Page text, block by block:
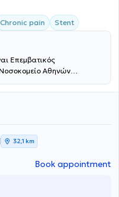
Chronic pain Stent
Επεμβατικός
Νοσοκομείο Αθηνών
(ΕΚΠΑ), κάτοχος
Αθηνών και στο Theparis
Βασίλειο, όπου κατά
στην Επεμβατική
NHS Foundation Trust of
Ακτινολογία από το Γενικό
Ειδικεύθηκε σε όλο το
Επεμβατική Ακτινολογία
32,1 km
Book appointment